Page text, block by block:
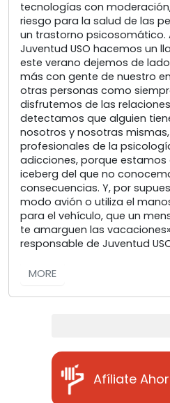
tecnologías con
riesgo para la salud de las
un trastorno psicosomático.
Juventud USO hacemos un
este verano dejemos de
más con gente de nuestro
otras personas como
disfrutemos de las
detectamos que alguien
nosotros y nosotras
profesionales de la
adicciones, porque
iceberg del que no
consecuencias. Y, por
modo avión o utiliza el
para el vehículo, que un
te amarguen las
responsable de Juventud
MORE
Afíliate